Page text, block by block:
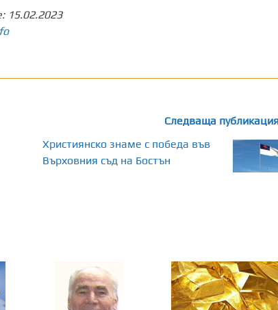
15.02.2023
Следваща
Християнско знаме с победа във
Върховния съд на Бостън